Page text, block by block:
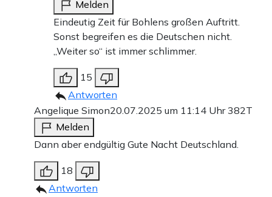
Melden
Eindeutig Zeit für Bohlens großen Auftritt.
Sonst begreifen es die Deutschen nicht.
„Weiter so“ ist immer schlimmer.
15
Antworten
Angelique Simon20.07.2025 um 11:14 Uhr382T
Melden
Dann aber endgültig Gute Nacht Deutschland.
18
Antworten